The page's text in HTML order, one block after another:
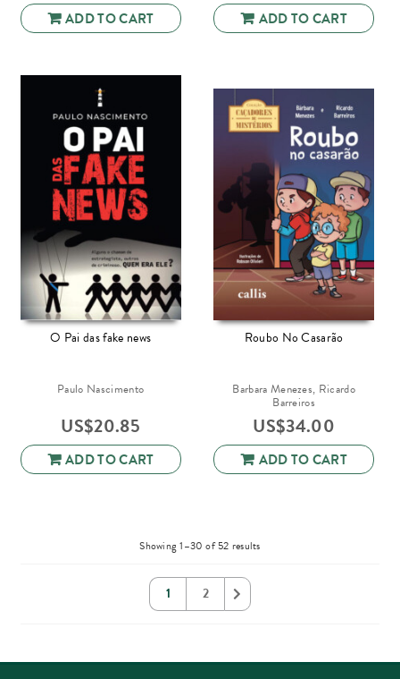
ADD TO CART ADD TO CART
O Pai das fake news
Paulo Nascimento
US$20.85
ADD TO CART
Roubo No Casarão
Barbara Menezes, Ricardo
Barreiros
US$34.00
ADD TO CART
Showing 1–30 of 52 resultsSorted
1 2